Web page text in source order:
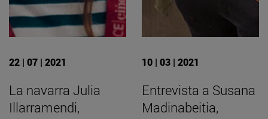
22 | 07 | 2021
La navarra Julia
Illarramendi,
10 | 03 | 2021
Entrevista a Susana
Madinabeitia,